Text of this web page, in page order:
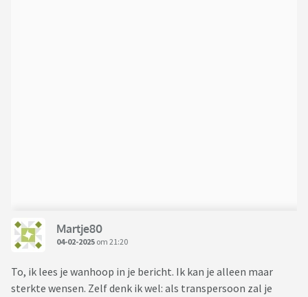
Martje80
04-02-2025 om 21:20
To, ik lees je wanhoop in je bericht. Ik kan je alleen maar
sterkte wensen. Zelf denk ik wel: als transpersoon zal je